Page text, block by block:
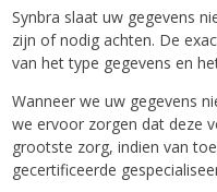
Synbra slaat uw gegevens
zijn of nodig achten. De
van het type gegevens en
Wanneer we uw gegevens
we ervoor zorgen dat deze
grootste zorg, indien van
gecertificeerde